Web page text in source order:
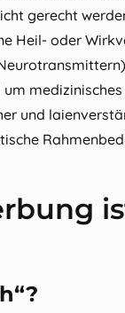
gerecht
Heil‑ oder
und